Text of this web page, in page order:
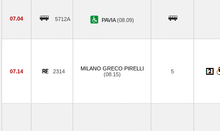
07.04 5712A PAVIA(08.09)
07.14 2314
MILANO GRECO PIRELLI
(08.15)
5